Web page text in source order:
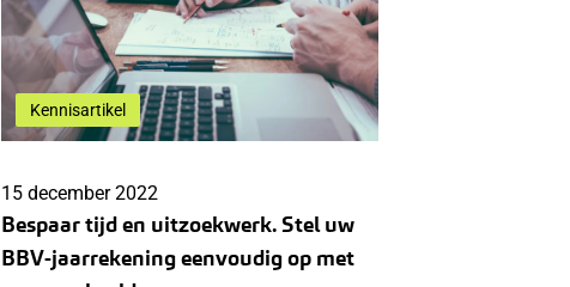
Kennisartikel
15 december 2022
Bespaar tijd en uitzoekwerk. Stel uw
BBV-jaarrekening eenvoudig op met